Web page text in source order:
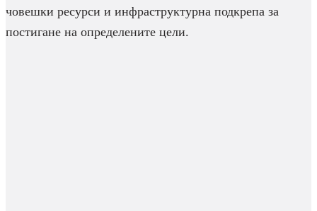
човешки ресурси и инфраструктурна подкрепа за
постигане на определените цели.